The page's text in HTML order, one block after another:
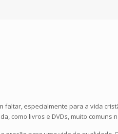
especialmente para a vida
como livros e DVDs, muito comuns